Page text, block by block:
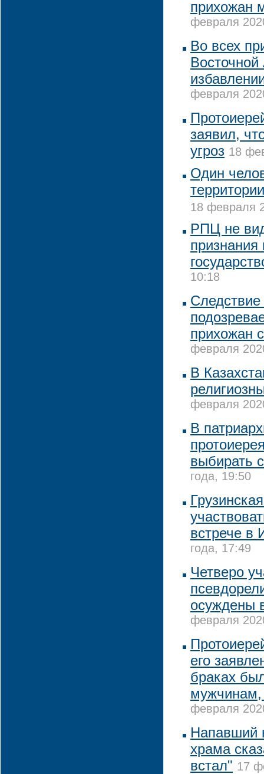
прихожан
февраля
Во всех
февраля
заявил,
угроз 18
Один
18 февраля
РПЦ не
признания
10:18
Следствие
прихожан
февраля
В
февраля
В
выбирать
года, 19:50
встрече в
года, 17:49
Четверо
осуждены
февраля
его
браках
февраля
Напавший
храма
встал" 17